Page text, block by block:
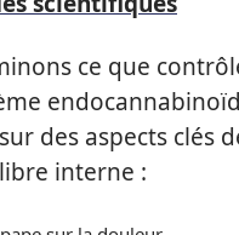
ce que
des aspects clés
interne :